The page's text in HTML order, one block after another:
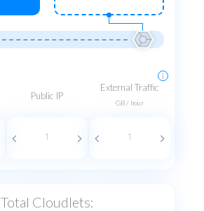
Public IP
External Traffic
GB / hour
i
Total Cloudlets: